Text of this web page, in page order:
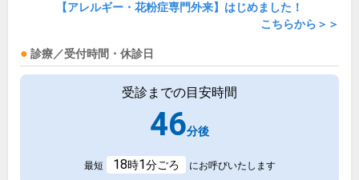
【アレルギー・花粉症専門外来】はじめました！
こちらから＞＞
診療／受付時間・休診日
受診までの目安時間
46分後
最短 18時1分ごろ にお呼びいたします